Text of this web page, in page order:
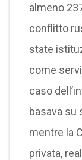
almeno
conflitto
state
come
caso
basava su
mentre la
privata,